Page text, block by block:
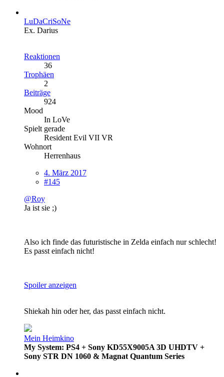
LuDaCriSoNe
Ex. Darius
Reaktionen
36
Trophäen
2
Beiträge
924
Mood
In LoVe
Spielt gerade
Resident Evil VII VR
Wohnort
Herrenhaus
4. März 2017
#145
@Roy
Ja ist sie ;)
Also ich finde das futuristische in Zelda einfach nur schlecht!
Es passt einfach nicht!
Spoiler anzeigen
Shiekah hin oder her, das passt einfach nicht.
Mein Heimkino
My System: PS4 + Sony KD55X9005A 3D UHDTV +
Sony STR DN 1060 & Magnat Quantum Series